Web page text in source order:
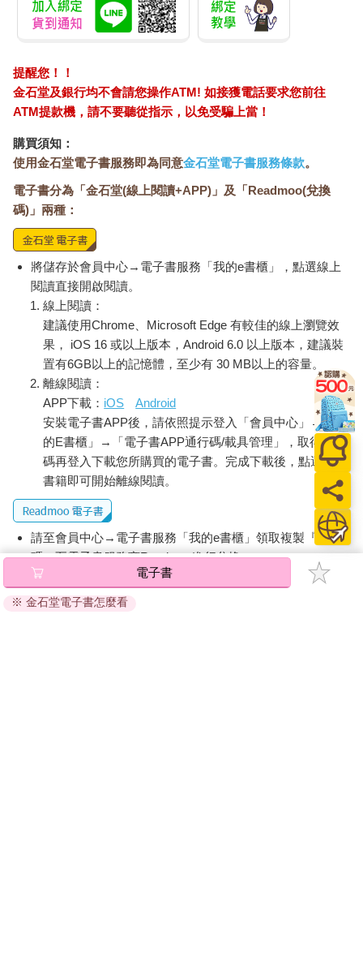
提醒您！！
金石堂及銀行均不會請您操作ATM! 如接獲電話要求您前往
ATM提款機，請不要聽從指示，以免受騙上當！
購買須知：
使用金石堂電子書服務即為同意金石堂電子書服務條款。
電子書分為「金石堂(線上閱讀+APP)」及「Readmoo(兌換
碼)」兩種：
將儲存於會員中心→電子書服務「我的e書櫃」，點選線上
閱讀直接開啟閱讀。
線上閱讀：
建議使用Chrome、Microsoft Edge 有較佳的線上瀏覽效
果， iOS 16 或以上版本，Android 6.0 以上版本，建議裝
置有6GB以上的記憶體，至少有 30 MB以上的容量。
離線閱讀：
APP下載： iOS
Android
安裝電子書APP後，請依照提示登入「會員中心」→「我
的E書櫃」→「電子書APP通行碼/載具管理」，取得通行
碼再登入下載您所購買的電子書。完成下載後，點選任一
書籍即可開始離線閱讀。
請至會員中心→電子書服務「我的e書櫃」領取複製『兌換
碼』至電子書服務商Readmoo進行兌換。
退換貨須知：
因版權保護，您在金石堂所購買的電子書僅能以金石堂專屬
電子書
※ 金石堂電子書怎麼看